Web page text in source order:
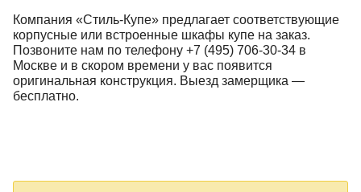
Компания «Стиль-Купе» предлагает соответствующие
корпусные или встроенные шкафы купе на заказ.
Позвоните нам по телефону +7 (495) 706-30-34 в
Москве и в скором времени у вас появится
оригинальная конструкция. Выезд замерщика —
бесплатно.